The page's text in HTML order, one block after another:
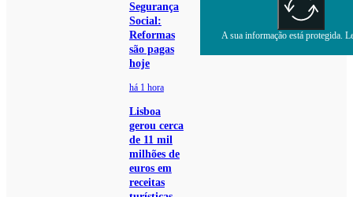
Segurança
Social:
Reformas
são pagas
hoje
há 1 hora
Lisboa
gerou cerca
de 11 mil
milhões de
euros em
receitas
A sua informação está protegida.